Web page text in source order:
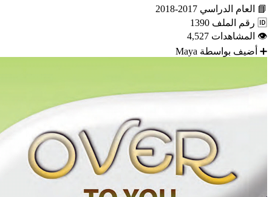
الدراسي 2017-2018
الملف
1390
4,527
بواسطة Maya